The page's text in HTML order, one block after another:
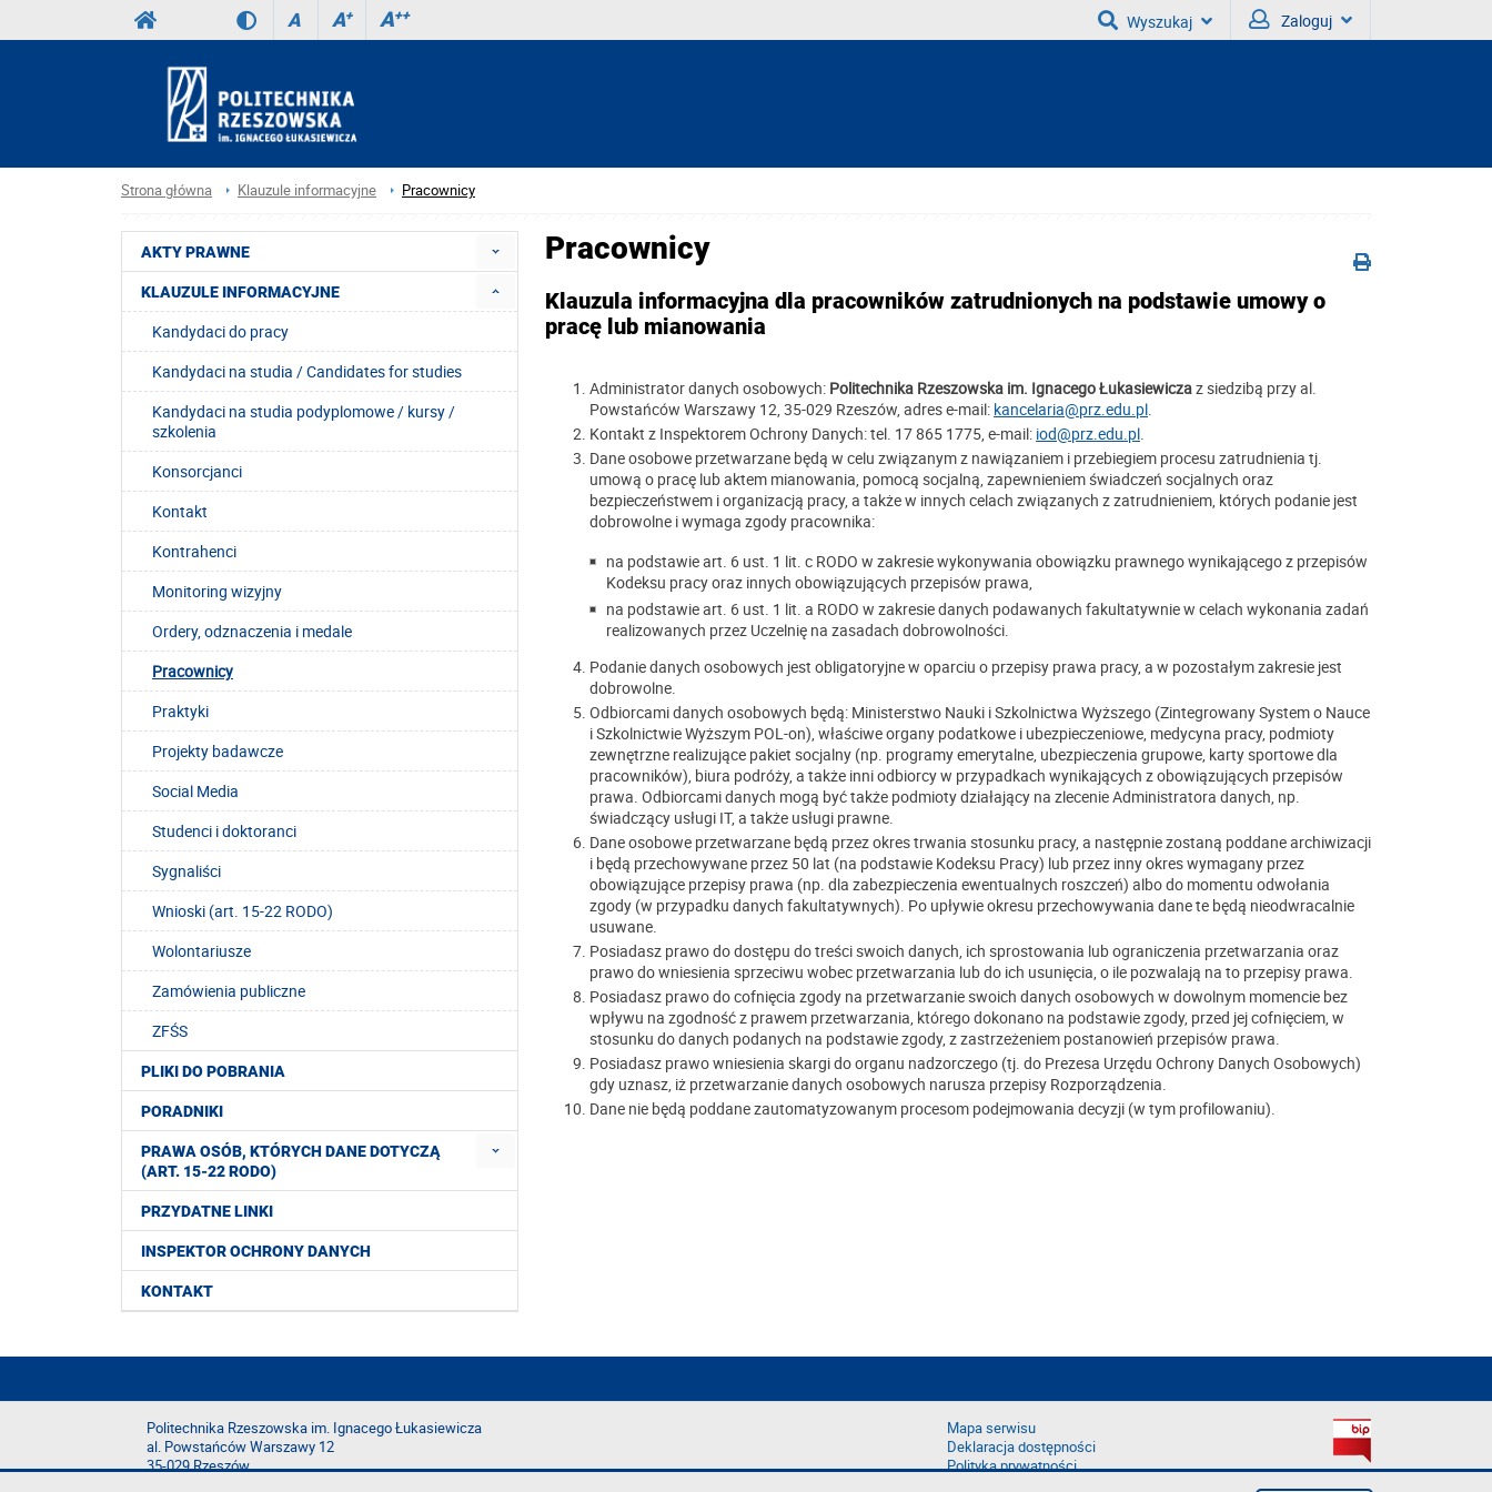
A A+ A++ Wyszukaj Zaloguj
Strona główna Klauzule informacyjne Pracownicy
AKTY PRAWNE
KLAUZULE INFORMACYJNE
Kandydaci do pracy
Kandydaci na studia / Candidates for studies
Kandydaci na studia podyplomowe / kursy /
szkolenia
Konsorcjanci
Kontakt
Kontrahenci
Monitoring wizyjny
Ordery, odznaczenia i medale
Pracownicy
Praktyki
Projekty badawcze
Social Media
Studenci i doktoranci
Sygnaliści
Wnioski (art. 15-22 RODO)
Wolontariusze
Zamówienia publiczne
ZFŚS
PLIKI DO POBRANIA
PORADNIKI
PRAWA OSÓB, KTÓRYCH DANE DOTYCZĄ
(ART. 15-22 RODO)
PRZYDATNE LINKI
INSPEKTOR OCHRONY DANYCH
KONTAKT
Pracownicy
Klauzula informacyjna dla pracowników zatrudnionych na podstawie umowy o
pracę lub mianowania
Administrator danych osobowych: Politechnika Rzeszowska im. Ignacego Łukasiewiczaz siedzibą przy al.
Powstańców Warszawy 12, 35-029 Rzeszów, adres e-mail: kancelaria@prz.edu.pl
Kontakt z Inspektorem Ochrony Danych: tel. 17 865 1775, e-mail: iod@prz.edu.pl
Dane osobowe przetwarzane będą w celu związanym z nawiązaniem i przebiegiem procesu zatrudnienia tj.
umową o pracę lub aktem mianowania, pomocą socjalną, zapewnieniem świadczeń socjalnych oraz
bezpieczeństwem i organizacją pracy, a także w innych celach związanych z zatrudnieniem, których podanie jest
dobrowolne i wymaga zgody pracownika:
na podstawie art. 6 ust. 1 lit. c RODO w zakresie wykonywania obowiązku prawnego wynikającego z przepisów
Kodeksu pracy oraz innych obowiązujących przepisów prawa,
na podstawie art. 6 ust. 1 lit. a RODO w zakresie danych podawanych fakultatywnie w celach wykonania zadań
realizowanych przez Uczelnię na zasadach dobrowolności.
Podanie danych osobowych jest obligatoryjne w oparciu o przepisy prawa pracy, a w pozostałym zakresie jest
dobrowolne.
Odbiorcami danych osobowych będą: Ministerstwo Nauki i Szkolnictwa Wyższego (Zintegrowany System o Nauce
i Szkolnictwie Wyższym POL-on), właściwe organy podatkowe i ubezpieczeniowe, medycyna pracy, podmioty
zewnętrzne realizujące pakiet socjalny (np. programy emerytalne, ubezpieczenia grupowe, karty sportowe dla
pracowników), biura podróży, a także inni odbiorcy w przypadkach wynikających z obowiązujących przepisów
prawa. Odbiorcami danych mogą być także podmioty działający na zlecenie Administratora danych, np.
świadczący usługi IT, a także usługi prawne.
Dane osobowe przetwarzane będą przez okres trwania stosunku pracy, a następnie zostaną poddane archiwizacji
i będą przechowywane przez 50 lat (na podstawie Kodeksu Pracy) lub przez inny okres wymagany przez
obowiązujące przepisy prawa (np. dla zabezpieczenia ewentualnych roszczeń) albo do momentu odwołania
zgody (w przypadku danych fakultatywnych). Po upływie okresu przechowywania dane te będą nieodwracalnie
usuwane.
Posiadasz prawo do dostępu do treści swoich danych, ich sprostowania lub ograniczenia przetwarzania oraz
prawo do wniesienia sprzeciwu wobec przetwarzania lub do ich usunięcia, o ile pozwalają na to przepisy prawa.
Posiadasz prawo do cofnięcia zgody na przetwarzanie swoich danych osobowych w dowolnym momencie bez
wpływu na zgodność z prawem przetwarzania, którego dokonano na podstawie zgody, przed jej cofnięciem, w
stosunku do danych podanych na podstawie zgody, z zastrzeżeniem postanowień przepisów prawa.
Posiadasz prawo wniesienia skargi do organu nadzorczego (tj. do Prezesa Urzędu Ochrony Danych Osobowych)
gdy uznasz, iż przetwarzanie danych osobowych narusza przepisy Rozporządzenia.
Dane nie będą poddane zautomatyzowanym procesom podejmowania decyzji (w tym profilowaniu).
Politechnika Rzeszowska im. Ignacego Łukasiewicza
al. Powstańców Warszawy 12
35-029 Rzeszów
Mapa serwisu
Deklaracja dostępności
Polityka prywatności